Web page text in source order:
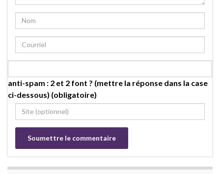
anti-spam : 2 et 2 font ? (mettre la réponse dans la case
ci-dessous) (obligatoire)